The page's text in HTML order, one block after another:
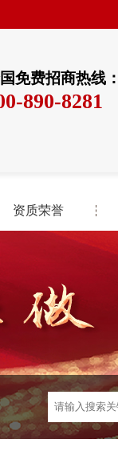
免费招商热线：
890-8281
资质荣誉